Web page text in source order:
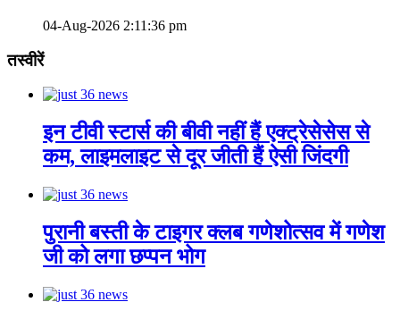
04-Aug-2026 2:11:36 pm
तस्वीरें
इन टीवी स्टार्स की बीवी नहीं हैं एक्ट्रेसेसेस से
कम, लाइमलाइट से दूर जीती हैं ऐसी जिंदगी
पुरानी बस्ती के टाइगर क्लब गणेशोत्सव में गणेश
जी को लगा छप्पन भोग